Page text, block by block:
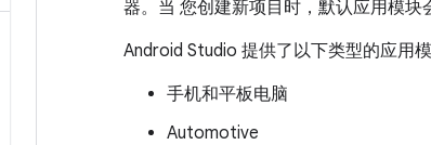
器。当 您创建新项目时，默认应用模块
Android Studio 提供了以下类型的应用模
手机和平板电脑
Automotive